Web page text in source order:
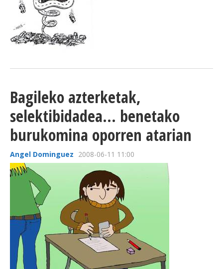
Bagileko azterketak,
selektibidadea... benetako
burukomina oporren atarian
Angel Dominguez 2008-06-11 11:00